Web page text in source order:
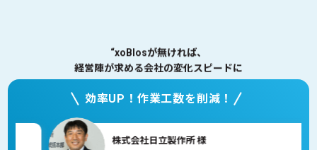
（株式会社さんわコーポレーション 様）
“「大きな企業向けでしょ？」と決めつけず、
私たちのような事業者こそ、
xoBlosのようなツールを活用して
業務を効率化していくべきなのかなと思います。”
効率UP！作業工数を削減！
株式会社日立製作所 様